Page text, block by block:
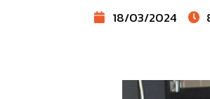
18/03/2024